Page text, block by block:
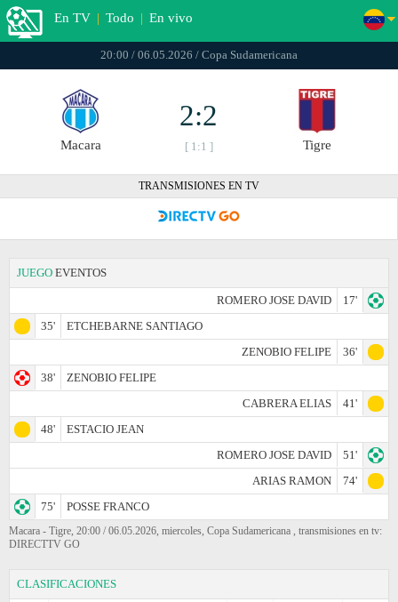
En TV | Todo | En vivo
20:00 / 06.05.2026 / Copa Sudamericana
Macara
2:2
[ 1:1 ] Tigre
TRANSMISIONES EN TV
JUEGO EVENTOS
ROMERO JOSE DAVID
17'
35'
ETCHEBARNE SANTIAGO
ZENOBIO FELIPE
36'
38'
ZENOBIO FELIPE
CABRERA ELIAS
41'
48'
ESTACIO JEAN
ROMERO JOSE DAVID
51'
ARIAS RAMON
74'
75'
POSSE FRANCO
Macara - Tigre, 20:00 / 06.05.2026, miercoles, Copa Sudamericana , transmisiones en tv:
DIRECTTV GO
CLASIFICACIONES